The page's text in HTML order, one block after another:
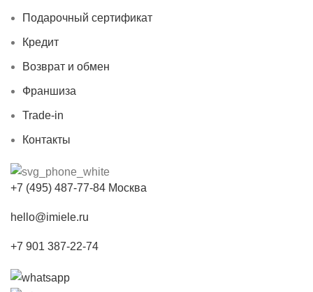
Подарочный сертификат
Кредит
Возврат и обмен
Франшиза
Trade-in
Контакты
+7 (495) 487-77-84 Москва
hello@imiele.ru
+7 901 387-22-74